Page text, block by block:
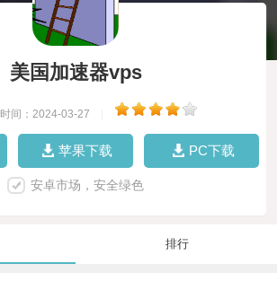
美国加速器vps
时间：2024-03-27
苹果下载 PC下载
安卓市场，安全绿色
排行